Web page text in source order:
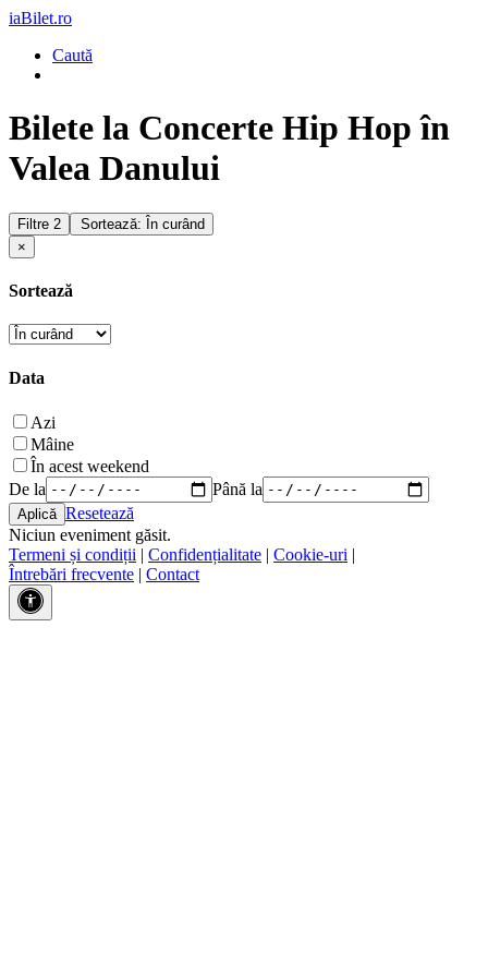
iaBilet.ro
Caută
Bilete la Concerte Hip Hop în
Valea Danului
Filtre 2
Sortează: În curând
×
Sortează
Data
Azi
Mâine
În acest weekend
De la
Până la
Resetează
Niciun eveniment găsit.
Termeni și condiții | Confidențialitate | Cookie-uri |
Întrebări frecvente | Contact